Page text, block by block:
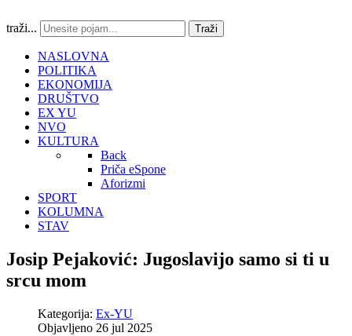
traži... Traži
NASLOVNA
POLITIKA
EKONOMIJA
DRUŠTVO
EX YU
NVO
KULTURA
Back
Priča eSpone
Aforizmi
SPORT
KOLUMNA
STAV
Josip Pejaković: Jugoslavijo samo si ti u
srcu mom
Kategorija: Ex-YU
Objavljeno 26 jul 2025